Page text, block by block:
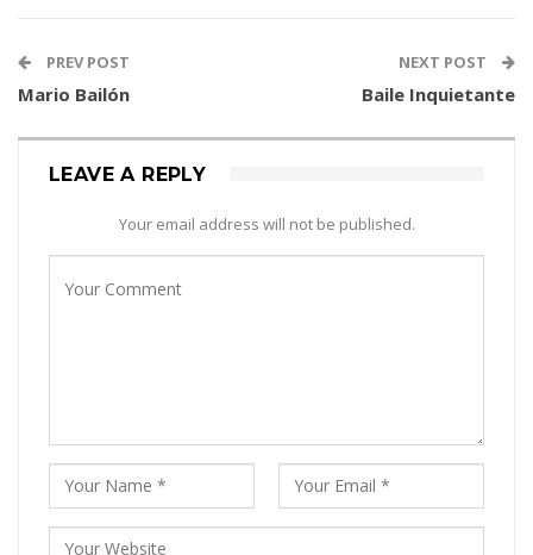
PREV POST
Mario Bailón
NEXT POST
Baile Inquietante
LEAVE A REPLY
Your email address will not be published.